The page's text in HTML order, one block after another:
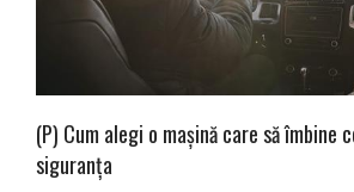
(P) Cum alegi o mașină care să îmbine
siguranța